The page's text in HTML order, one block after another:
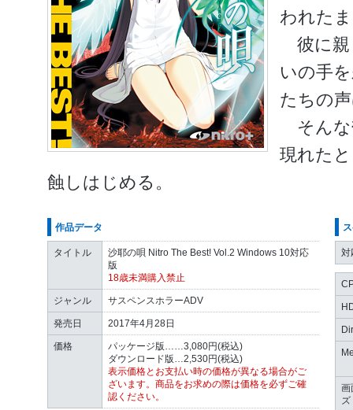
われた
彼に親
いの手
たちの
そんな
現れた
蝕しはじめる。
作品データ
タイトル
沙耶の唄 Nitro The Best! Vol.2 Windows 10対応
版
18歳未満購入禁止
ジャンル サスペンスホラーADV
発売日 2017年4月28日
価格
パッケージ版……3,080円(税込)
ダウンロード版…2,530円(税込)
表示価格とお支払い時の価格が異なる場合がご
ざいます。商品をお求めの際は価格を必ずご確
認ください。
対
画
ズ